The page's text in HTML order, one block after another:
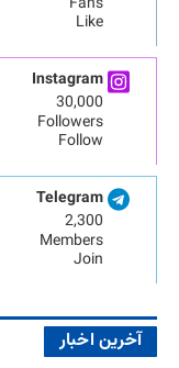
Fans
Like
Instagram
30,000
Followers
Follow
Telegram
2,300
Members
Join
آخرین اخبار